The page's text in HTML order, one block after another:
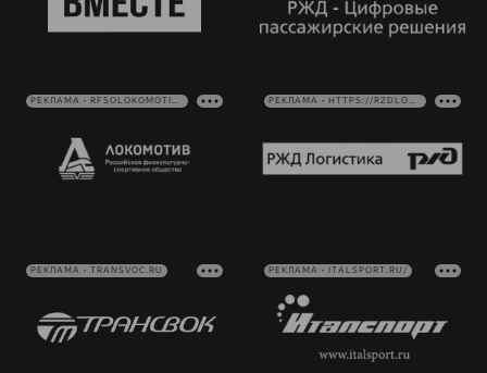
РЕКЛАМА • RFSOLOKOMOTIV.RU РЕКЛАМА • HTTPS://RZDLOG.RU/
РЕКЛАМА • TRANSVOC.RU РЕКЛАМА • ITALSPORT.RU/